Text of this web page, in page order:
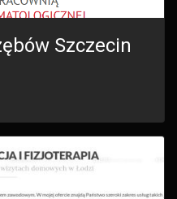
Szczecin